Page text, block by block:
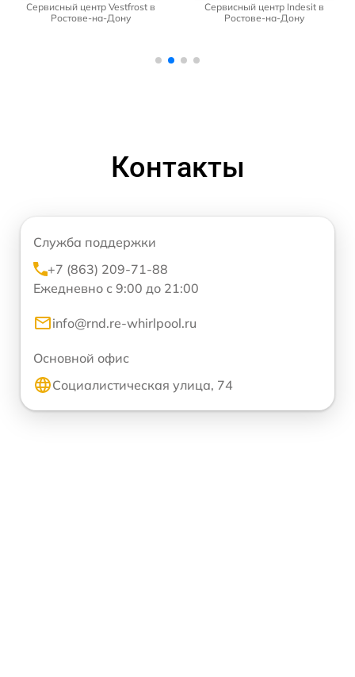
Сервисный центр Vestfrost в
Ростове-на-Дону
Сервисный центр Indesit в
Ростове-на-Дону
Контакты
Служба поддержки
+7 (863) 209-71-88
Ежедневно с 9:00 до 21:00
info@rnd.re-whirlpool.ru
Основной офис
Социалистическая улица, 74